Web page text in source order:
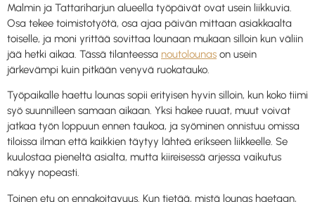
Malmin ja Tattariharjun alueella työpäivät ovat usein liikkuvia.
Osa tekee toimistotyötä, osa ajaa päivän mittaan asiakkaalta
toiselle, ja moni yrittää sovittaa lounaan mukaan silloin kun väliin
jää hetki aikaa. Tässä tilanteessa noutolounas on usein
järkevämpi kuin pitkään venyvä ruokatauko.
Työpaikalle haettu lounas sopii erityisen hyvin silloin, kun koko tiimi
syö suunnilleen samaan aikaan. Yksi hakee ruuat, muut voivat
jatkaa työn loppuun ennen taukoa, ja syöminen onnistuu omissa
tiloissa ilman että kaikkien täytyy lähteä erikseen liikkeelle. Se
kuulostaa pieneltä asialta, mutta kiireisessä arjessa vaikutus
näkyy nopeasti.
Toinen etu on ennakoitavuus. Kun tietää, mistä lounas haetaan,